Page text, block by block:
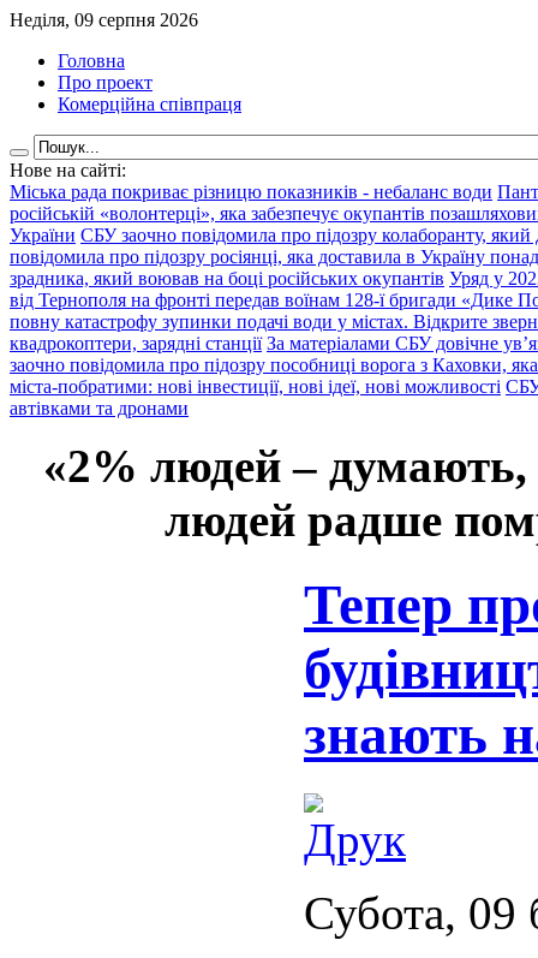
Неділя, 09 серпня 2026
Головна
Про проект
Комерційна співпраця
Нове на сайті:
Міська рада покриває різницю показників - небаланс води
російській «волонтерці», яка забезпечує окупантів
України СБУ заочно повідомила про підозру колаборанту,
повідомила про підозру росіянці, яка доставила в Україну
зрадника, який воював на боці російських окупантів Уряд у
від Тернополя на фронті передав воїнам 128-ї бригади «Дике
повну катастрофу зупинки подачі води у містах. Відкрите
квадрокоптери, зарядні станції За матеріалами СБУ довічне
заочно повідомила про підозру пособниці ворога з Каховки,
міста-побратими: нові інвестиції, нові ідеї, нові можливості СБУ
автівками та дронами
«2% людей –
людей радше
Тепер
знають
Субота, 09